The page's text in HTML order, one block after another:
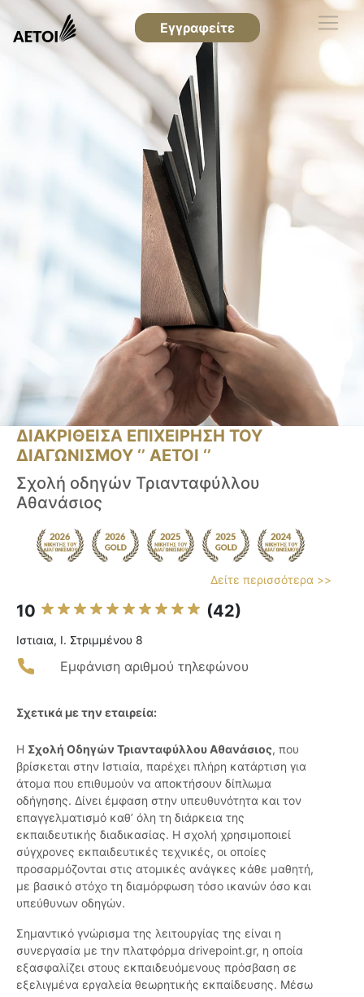
Εγγραφείτε
ΔΙΑΚΡΙΘΕΙΣΑ ΕΠΙΧΕΙΡΗΣΗ ΤΟΥ
ΔΙΑΓΩΝΙΣΜΟΥ ‘’ ΑΕΤΟΙ ‘’
Σχολή οδηγών Τριανταφύλλου
Αθανάσιος
Δείτε περισσότερα >>
10 (42)
Ιστιαια, Ι. Στριμμένου 8
Εμφάνιση αριθμού τηλεφώνου
Σχετικά με την εταιρεία:
Η Σχολή Οδηγών Τριανταφύλλου Αθανάσιος, που
βρίσκεται στην Ιστιαία, παρέχει πλήρη κατάρτιση για
άτομα που επιθυμούν να αποκτήσουν δίπλωμα
οδήγησης. Δίνει έμφαση στην υπευθυνότητα και τον
επαγγελματισμό καθ’ όλη τη διάρκεια της
εκπαιδευτικής διαδικασίας. Η σχολή χρησιμοποιεί
σύγχρονες εκπαιδευτικές τεχνικές, οι οποίες
προσαρμόζονται στις ατομικές ανάγκες κάθε μαθητή,
με βασικό στόχο τη διαμόρφωση τόσο ικανών όσο και
υπεύθυνων οδηγών.
Σημαντικό γνώρισμα της λειτουργίας της είναι η
συνεργασία με την πλατφόρμα drivepoint.gr, η οποία
εξασφαλίζει στους εκπαιδευόμενους πρόσβαση σε
εξελιγμένα εργαλεία θεωρητικής εκπαίδευσης. Μέσω